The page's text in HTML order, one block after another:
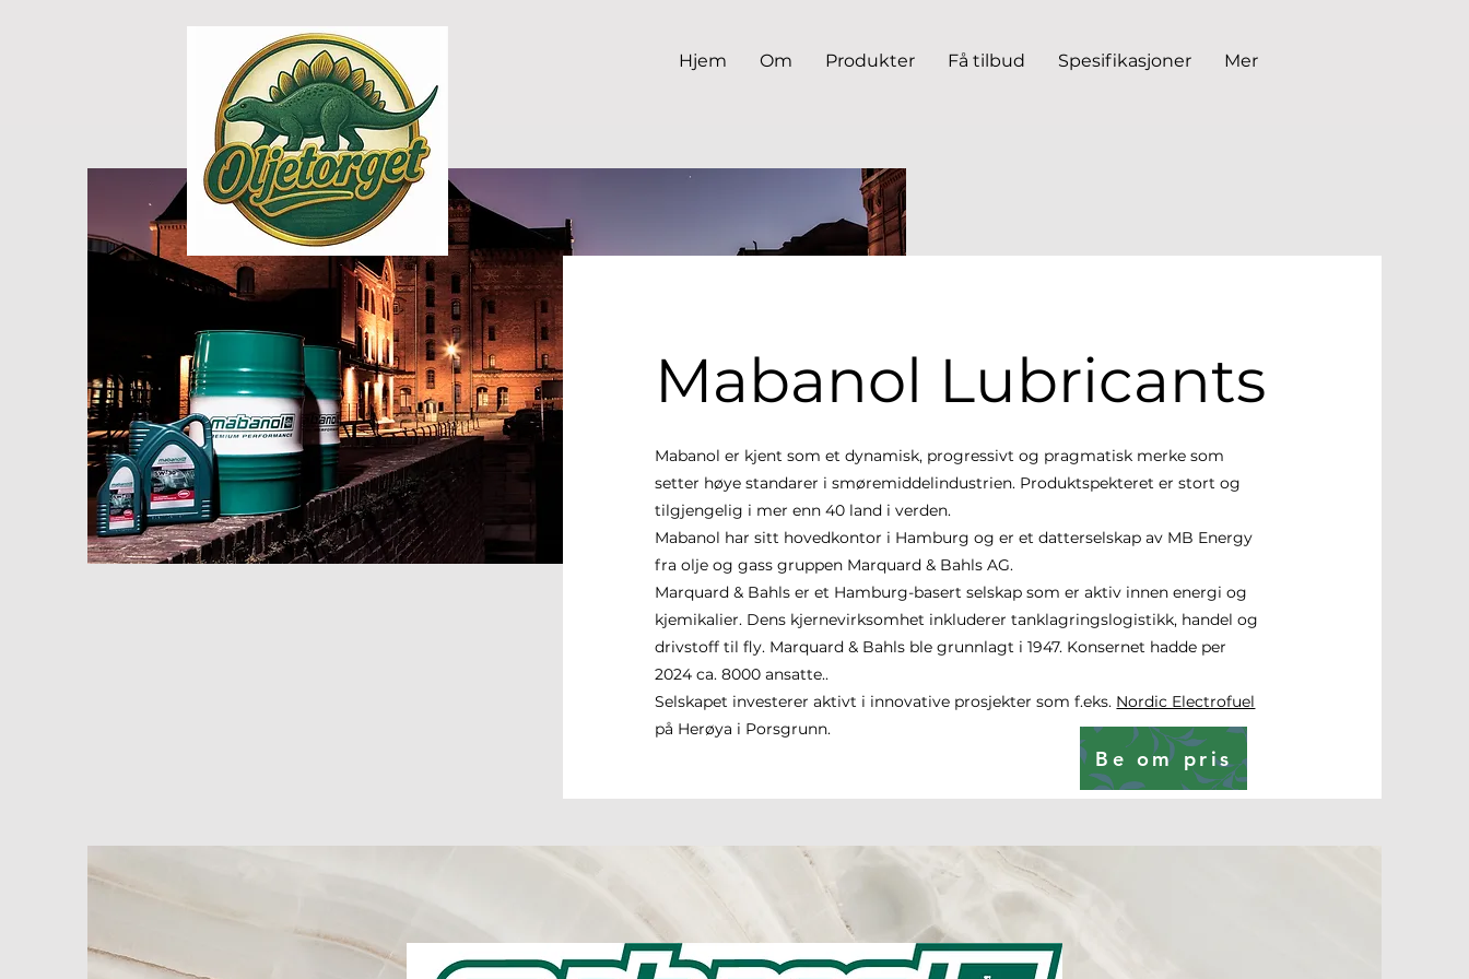
Hjem Om Produkter Få tilbud Spesifikasjoner Mer
Mabanol Lubricants
Mabanol er kjent som et dynamisk, progressivt og pragmatisk merke som
setter høye standarer i smøremiddelindustrien. Produktspekteret er stort og
tilgjengelig i mer enn 40 land i verden.
Mabanol har sitt hovedkontor i Hamburg og er et datterselskap av MB Energy
fra olje og gass gruppen Marquard & Bahls AG.
Marquard & Bahls er et Hamburg-basert selskap som er aktiv innen energi og
kjemikalier. Dens kjernevirksomhet inkluderer tanklagringslogistikk, handel og
drivstoff til fly. Marquard & Bahls ble grunnlagt i 1947. Konsernet hadde per
2024 ca. 8000 ansatte..
Selskapet investerer aktivt i innovative prosjekter som f.eks. Nordic Electrofuel
på Herøya i Porsgrunn.
Be om pris